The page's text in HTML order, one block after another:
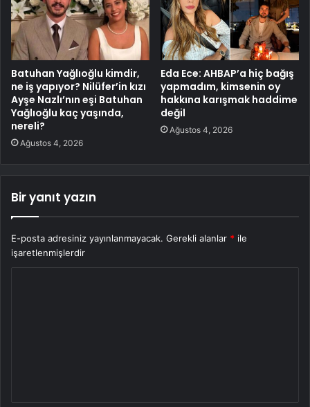
Batuhan Yağlıoğlu kimdir,
ne iş yapıyor? Nilüfer’in kızı
Ayşe Nazlı’nın eşi Batuhan
Yağlıoğlu kaç yaşında,
nereli?
Ağustos 4, 2026
Eda Ece: AHBAP’a hiç bağış
yapmadım, kimsenin oy
hakkına karışmak haddime
değil
Ağustos 4, 2026
Bir yanıt yazın
E-posta adresiniz yayınlanmayacak. Gerekli alanlar * ile
işaretlenmişlerdir